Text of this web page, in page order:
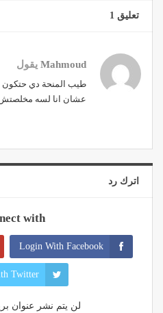
تعليق 1
Mahmoud يقول
طيب المنحة دي حتكون
عشان انا لسه مخلصتش
اترك رد
with:
Login With Facebook
Twitter
لن يتم نشر عنوان